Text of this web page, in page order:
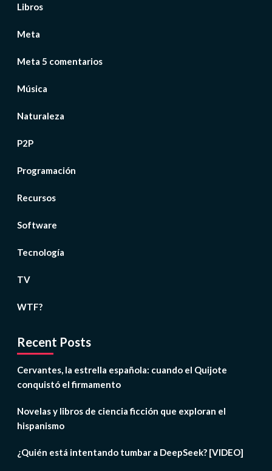
Libros
Meta
Meta 5 comentarios
Música
Naturaleza
P2P
Programación
Recursos
Software
Tecnología
TV
WTF?
Recent Posts
Cervantes, la estrella española: cuando el Quijote
conquistó el firmamento
Novelas y libros de ciencia ficción que exploran el
hispanismo
¿Quién está intentando tumbar a DeepSeek? [VIDEO]